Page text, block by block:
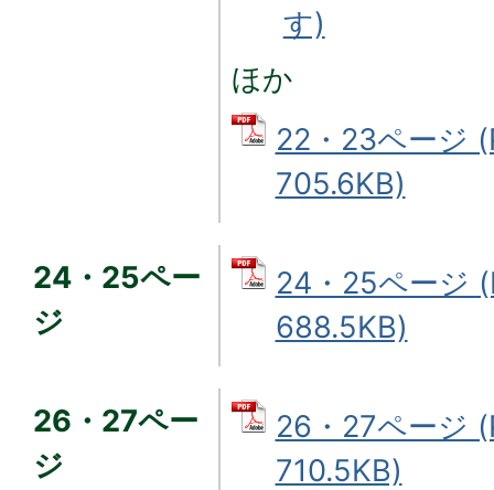
す)
ほか
22・23ページ
705.6KB)
24・25ペー
ジ
24・25ページ
688.5KB)
26・27ペー
ジ
26・27ページ
710.5KB)